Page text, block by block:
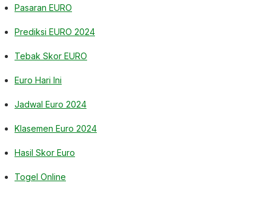
Pasaran EURO
Prediksi EURO 2024
Tebak Skor EURO
Euro Hari Ini
Jadwal Euro 2024
Klasemen Euro 2024
Hasil Skor Euro
Togel Online